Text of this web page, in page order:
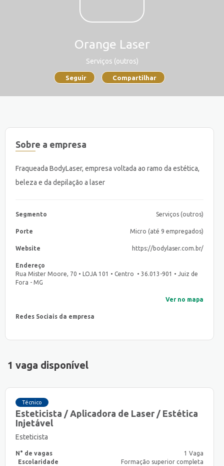
Orange Laser
Serviços (outros)
Seguir Compartilhar
Sobre a empresa
Fraqueada BodyLaser, empresa voltada ao ramo da estética,
beleza e da depilação a laser
Segmento Serviços (outros)
Porte Micro (até 9 empregados)
Website https://bodylaser.com.br/
Endereço
Rua Mister Moore, 70 • LOJA 101 • Centro • 36.013-901 • Juiz de
Fora - MG
Ver no mapa
Redes Sociais da empresa
1 vaga disponível
Técnico
Esteticista / Aplicadora de Laser / Estética
Injetável
Esteticista
N° de vagas
1 Vaga
Escolaridade
Formação superior completa